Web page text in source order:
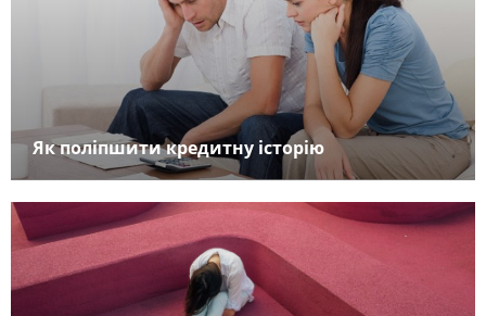
Як поліпшити кредитну історію